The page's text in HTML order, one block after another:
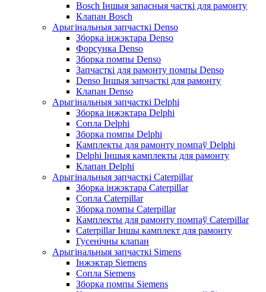
Bosch Іншыя запасныя часткі для рамонту
Клапан Bosch
Арыгінальныя запчасткі Denso
Зборка інжэктара Denso
Форсунка Denso
Зборка помпы Denso
Запчасткі для рамонту помпы Denso
Denso Іншыя запчасткі для рамонту
Клапан Denso
Арыгінальныя запчасткі Delphi
Зборка інжэктара Delphi
Сопла Delphi
Зборка помпы Delphi
Камплекты для рамонту помпаў Delphi
Delphi Іншыя камплекты для рамонту
Клапан Delphi
Арыгінальныя запчасткі Caterpillar
Зборка інжэктара Caterpillar
Сопла Caterpillar
Зборка помпы Caterpillar
Камплекты для рамонту помпаў Caterpillar
Caterpillar Іншы камплект для рамонту
Гусенічны клапан
Арыгінальныя запчасткі Simens
Інжэктар Siemens
Сопла Siemens
Зборка помпы Siemens